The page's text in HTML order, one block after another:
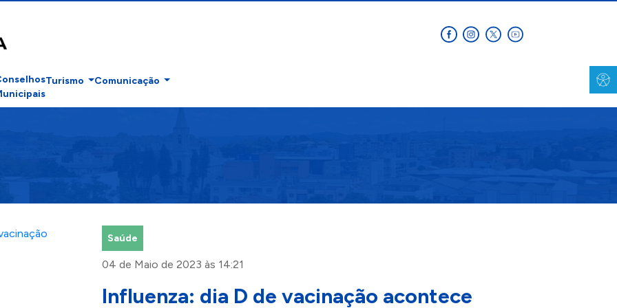
Turismo Comunicação
Saúde
04 de Maio de 2023 às 14:21
Influenza: dia D de vacinação acontece